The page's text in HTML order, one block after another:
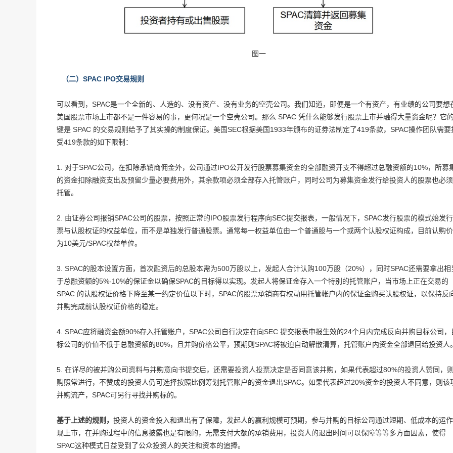
图一
（二）SPAC IPO交易规则
可以看到，SPAC是一个全新的、人造的、没有资产、没有业务的空壳公司。我们知道，即便是一个有资产，有业绩的公司要想
美国股票市场上市都不是一件容易的事，更何况是一个空壳公司。那么 SPAC 凭什么能够发行股票上市并融得大量资金呢？它
键是 SPAC 的交易规则给予了其实操的制度保证。美国SEC根据美国1933年颁布的证券法制定了419条款，SPAC操作团队需要
受419条款的如下限制：
1. 对于SPAC公司，在扣除承销商佣金外，公司通过IPO公开发行股票募集资金的全部融资开支不得超过总融资额的10%，所募
的资金扣除融资支出及预留少量必要费用外，其余款项必须全部存入托管账户，同时公司为募集资金发行给投资人的股票也必
托管。
2. 由证券公司报销SPAC公司的股票，按照正常的IPO股票发行程序向SEC提交报表，一般情况下，SPAC发行股票的模式始发
票与认股权证的权益单位，而不是单独发行普通股票。通常每一权益单位由一个普通股与一个或两个认股权证构成，目前认购
为10美元/SPAC权益单位。
3. SPAC的股本设置方面，首次融资后的总股本需为500万股以上，发起人合计认购100万股（20%），同时SPAC还需要拿出相
于总融资额的5%-10%的保证金以确保SPAC的目标得以实现。发起人将保证金存入一个特别的托管账户，当市场上正在交易的
SPAC 的认股权证价格下降至某一约定价位以下时，SPAC的股票承销商有权动用托管帐户内的保证金购买认股权证，以保持反
并购完成前认股权证价格的稳定。
4. SPAC应将融资金额90%存入托管账户，SPAC公司自行决定在向SEC 提交报表申报生效的24个月内完成反向并购目标公司，
标公司的价值不低于总融资额的80%，且并购价格公平，预期则SPAC将被迫自动解散清算，托管账户内资金全部退回给投资人。
5. 在详尽的被并购公司资料与并购意向书提交后，还需要投资人投票决定是否同意该并购，如果代表超过80%的投资人赞同，
购照常进行，不赞成的投资人仍可选择按照比例筹划托管账户的资金退出SPAC。如果代表超过20%资金的投资人不同意，则该
并购流产，SPAC可另行寻找并购标的。
基于上述的规则， 投资人的资金投入和退出有了保障，发起人的赢利规模可预期，参与并购的目标公司通过短期、低成本的运
现上市，在并购过程中的信息披露也是有限的，无需支付大额的承销费用，投资人的退出时间可以保障等等多方面因素，使得
SPAC这种模式日益受到了公众投资人的关注和资本的追捧。